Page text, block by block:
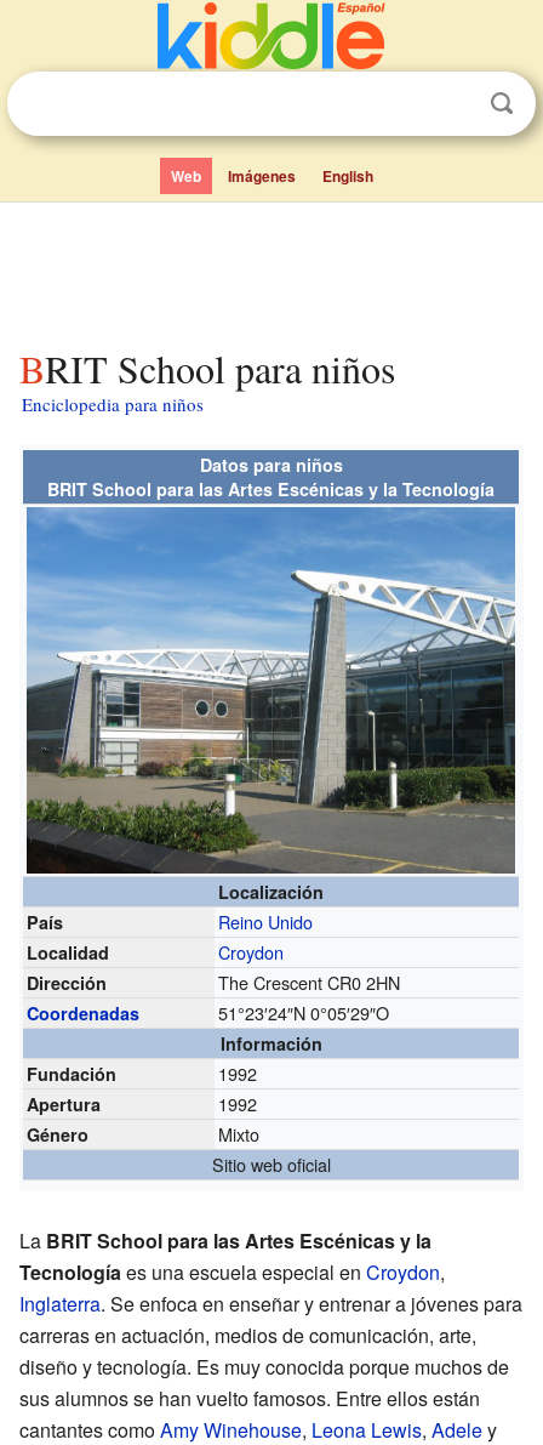
Web Imágenes English
BRIT School para niños
Enciclopedia para niños
Datos para niños
BRIT School para las Artes Escénicas y la Tecnología
Localización
País
Reino Unido
Localidad Croydon
Dirección The Crescent CR0 2HN
Coordenadas 51°23′24″N0°05′29″O
Información
Fundación
1992
Apertura 1992
Género
Mixto
Sitio web oficial
La BRIT School para las Artes Escénicas y la
Tecnologíaes una escuela especial en Croydon,
Inglaterra. Se enfoca en enseñar y entrenar a jóvenes para
carreras en actuación, medios de comunicación, arte,
diseño y tecnología. Es muy conocida porque muchos de
sus alumnos se han vuelto famosos. Entre ellos están
cantantes comoAmy Winehouse, Leona Lewis, Adeley